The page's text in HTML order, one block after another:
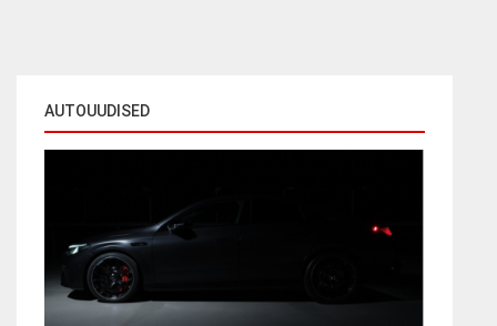
AUTOUUDISED